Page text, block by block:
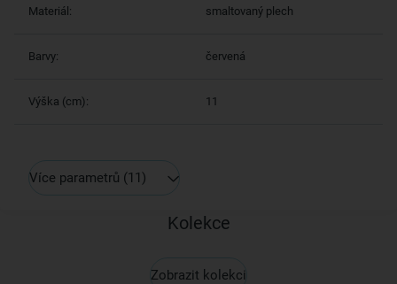
Materiál: smaltovaný plech
Barvy: červená
Výška (cm): 11
Více parametrů (11)
Kolekce
Zobrazit kolekci